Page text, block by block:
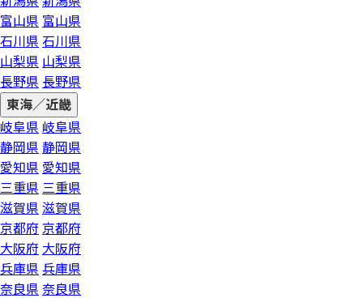
富山県 富山県
石川県 石川県
山梨県 山梨県
長野県 長野県
東海／近畿
岐阜県 岐阜県
静岡県 静岡県
愛知県 愛知県
三重県 三重県
滋賀県 滋賀県
京都府 京都府
大阪府 大阪府
兵庫県 兵庫県
奈良県 奈良県